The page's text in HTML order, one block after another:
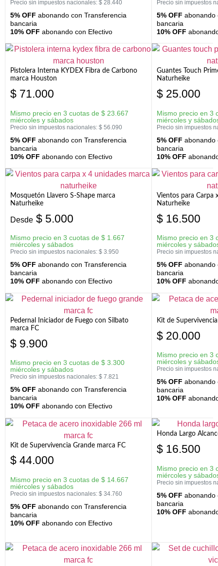
Precio sin impuestos nacionales: $ 28.440
5% OFF abonando con Transferencia
bancaria
10% OFF abonando con Efectivo
Precio sin impuestos
5% OFF abonando
bancaria
10% OFF
Pistolera Interna KYDEX Fibra de Carbono
marca Houston
$ 71.000
Mismo precio en 3 cuotas de $ 23.667
miércoles y sábados
Precio sin impuestos nacionales: $ 56.090
5% OFF abonando con Transferencia
bancaria
10% OFF abonando con Efectivo
Guantes Touch
Naturheike
$ 25.000
Mismo precio en 3
miércoles y
Precio sin impuestos
5% OFF abonando
bancaria
10% OFF
Mosquetón Llavero S-Shape marca
Naturheike
Desde $ 5.000
Mismo precio en 3 cuotas de $ 1.667
miércoles y sábados
Precio sin impuestos nacionales: $ 3.950
5% OFF abonando con Transferencia
bancaria
10% OFF abonando con Efectivo
Vientos para Carpa
Naturheike
$ 16.500
Mismo precio en 3
miércoles y
Precio sin impuestos
5% OFF abonando
bancaria
10% OFF
Pedernal Iniciador de Fuego con Silbato
marca FC
$ 9.900
Mismo precio en 3 cuotas de $ 3.300
miércoles y sábados
Precio sin impuestos nacionales: $ 7.821
5% OFF abonando con Transferencia
bancaria
10% OFF abonando con Efectivo
Kit de
$ 20.000
Mismo precio en 3
miércoles y
Precio sin impuestos
5% OFF abonando
bancaria
10% OFF
Kit de Supervivencia Grande marca FC
$ 44.000
Mismo precio en 3 cuotas de $ 14.667
miércoles y sábados
Precio sin impuestos nacionales: $ 34.760
5% OFF abonando con Transferencia
bancaria
10% OFF abonando con Efectivo
Honda Largo
$ 16.500
Mismo precio en 3
miércoles y
Precio sin impuestos
5% OFF abonando
bancaria
10% OFF